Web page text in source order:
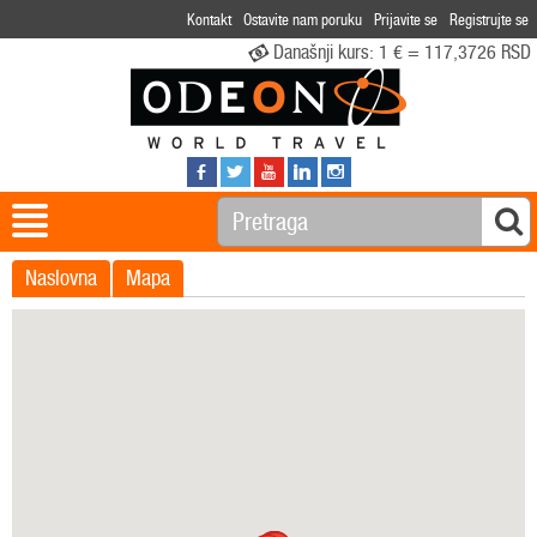
Kontakt Ostavite nam poruku Prijavite se Registrujte se
Današnji kurs: 1 € = 117,3726 RSD
Naslovna Mapa